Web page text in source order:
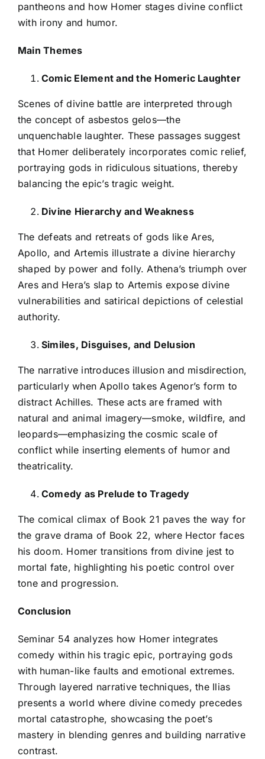
pantheons and how Homer stages divine conflict
with irony and humor.
Main Themes
Comic Element and the Homeric Laughter
Scenes of divine battle are interpreted through
the concept of asbestos gelos—the
unquenchable laughter. These passages suggest
that Homer deliberately incorporates comic relief,
portraying gods in ridiculous situations, thereby
balancing the epic’s tragic weight.
Divine Hierarchy and Weakness
The defeats and retreats of gods like Ares,
Apollo, and Artemis illustrate a divine hierarchy
shaped by power and folly. Athena’s triumph over
Ares and Hera’s slap to Artemis expose divine
vulnerabilities and satirical depictions of celestial
authority.
Similes, Disguises, and Delusion
The narrative introduces illusion and misdirection,
particularly when Apollo takes Agenor’s form to
distract Achilles. These acts are framed with
natural and animal imagery—smoke, wildfire, and
leopards—emphasizing the cosmic scale of
conflict while inserting elements of humor and
theatricality.
Comedy as Prelude to Tragedy
The comical climax of Book 21 paves the way for
the grave drama of Book 22, where Hector faces
his doom. Homer transitions from divine jest to
mortal fate, highlighting his poetic control over
tone and progression.
Conclusion
Seminar 54 analyzes how Homer integrates
comedy within his tragic epic, portraying gods
with human-like faults and emotional extremes.
Through layered narrative techniques, the Ilias
presents a world where divine comedy precedes
mortal catastrophe, showcasing the poet’s
mastery in blending genres and building narrative
contrast.